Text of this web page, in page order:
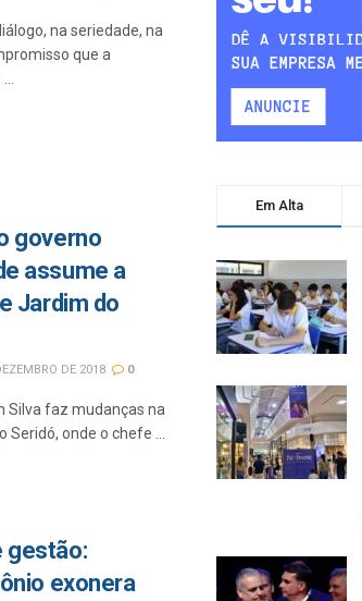
na seriedade, na
que a
governo
assume a
Jardim do
DE 2018 0
Silva faz mudanças na
onde o chefe ...
gestão:
exonera
Em Alta